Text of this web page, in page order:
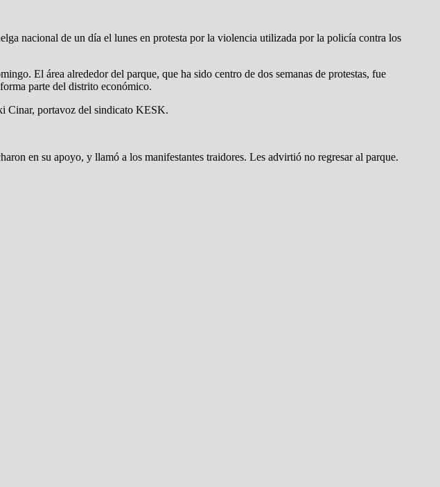
nacional de un día el lunes en protesta por la violencia utilizada por la policía contra los
El área alrededor del parque, que ha sido centro de dos semanas de protestas, fue
parte del distrito económico.
Cinar, portavoz del sindicato KESK.
en su apoyo, y llamó a los manifestantes traidores. Les advirtió no regresar al parque.